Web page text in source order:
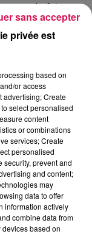
à faire vos
l’Avesnois, sur les
ou directement
sur le territoire
et la piscine de
semaine, pour
le 3 janvier
privée est
based on
or access
advertising; Create
select personalised
content
or combinations
services; Create
personalised
security, prevent and
and content;
may
data to offer
information actively
combine data from
based on
sans accepter